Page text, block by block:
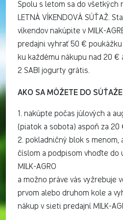
Spolu s letom sa do všetkých
LETNÁ VÍKENDOVÁ SÚŤAŽ.
víkendov nakúpite v MILK-
predajni vyhrať 50 €
ku každému nákupu nad 20
2 SABI jogurty grátis.
AKO SA MÔŽETE DO
1. nakúpte počas júlových a
(piatok a sobota) aspoň za 20
2. pokladničný blok s menom,
číslom a podpisom vhoďte do
MILK-AGRO
a možno práve vás vyžrebuje
prvom alebo druhom kole a
nákup v sieti predajní MILK-